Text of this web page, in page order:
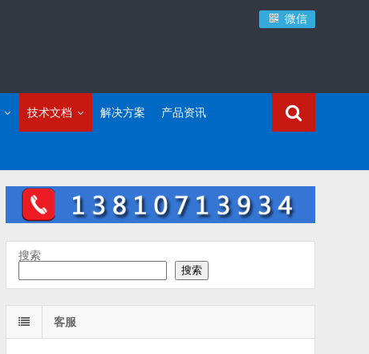
微信
技术文档 解决方案 产品资讯
搜索
搜索
客服